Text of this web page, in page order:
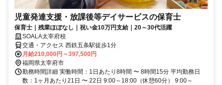
児童発達支援・放課後等デイサービスの保育士
保育士｜残業ほぼなし｜祝い金10万円支給｜20～30代活躍
SOALA太宰府校
交通・アクセス 西鉄五条駅徒歩1分
月給210,000円～397,500円
福岡県太宰府市
勤務時間詳細 実働時間：1日あたり8時間 〜 8時間15分 平均勤務日
数：1ヶ月あたり21日 〜 22日 9:00～18:00（休憩60分） 9:00～